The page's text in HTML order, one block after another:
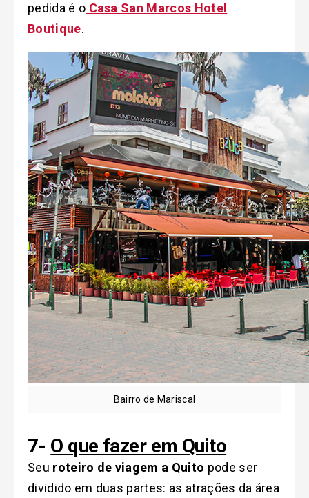
pedida é o Casa San Marcos Hotel
Boutique.
Bairro de Mariscal
7- O que fazer em Quito
Seu roteiro de viagem a Quito pode ser
dividido em duas partes: as atrações da área